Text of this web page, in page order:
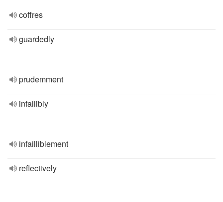
coffres
guardedly
prudemment
infallibly
infailliblement
reflectively